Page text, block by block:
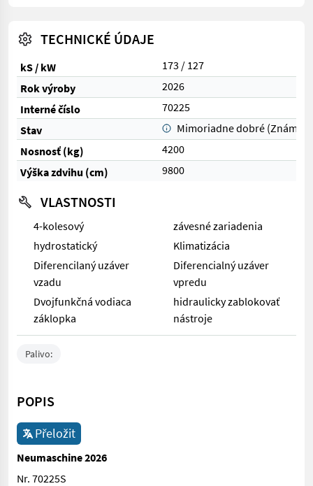
TECHNICKÉ ÚDAJE
kS / kW
173 / 127
Rok výroby
2026
Interné číslo
70225
Stav
Mimoriadne dobré (Známka
Nosnosť (kg)
4200
Výška zdvihu (cm)
9800
VLASTNOSTI
4-kolesový
závesné zariadenia
hydrostatický
Klimatizácia
Diferencilaný uzáver
vzadu
Diferencialný uzáver
vpredu
Dvojfunkčná vodiaca
záklopka
hidraulicky zablokovať
nástroje
Palivo:
POPIS
Přeložit
Neumaschine 2026
Nr. 70225S